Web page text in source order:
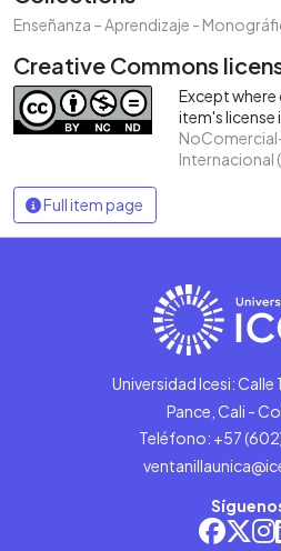
Enseñanza – Aprendizaje -
Creative Commons
Except
item's license
Internacional
Full item page
Universidad Icesi: Calle
Pance, Cali -
Teléfono: +57